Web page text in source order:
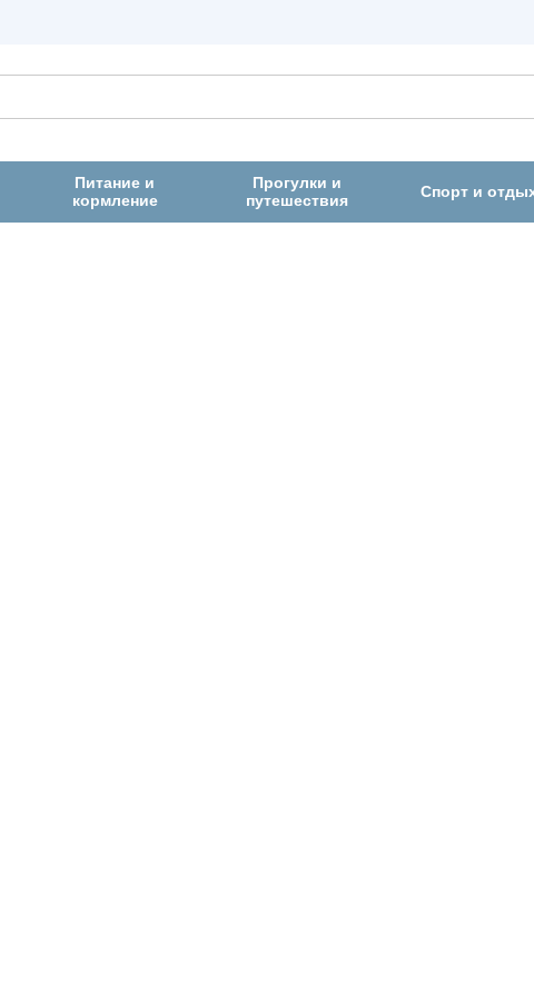
Питание и
кормление
Прогулки и
путешествия
Спорт и